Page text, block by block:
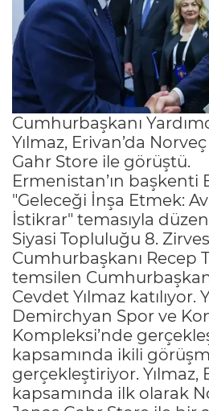
Cumhurbaşkanı
Yılmaz, Erivan’da
Gahr Store ile görüştü.
Ermenistan’ın başkenti
"Geleceği İnşa Etmek:
İstikrar" temasıyla
Siyasi Topluluğu 8.
Cumhurbaşkanı Recep
temsilen Cumhurbaşkanı
Cevdet Yılmaz katılıyor.
Demirchyan Spor ve
Kompleksi’nde
kapsamında ikili
gerçekleştiriyor. Yılmaz,
kapsamında ilk olarak